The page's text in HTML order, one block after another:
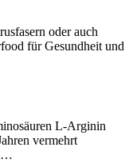
oder auch
für Gesundheit und
L-Arginin
vermehrt